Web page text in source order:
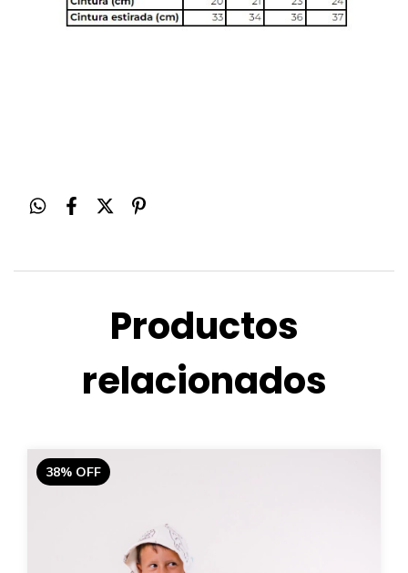
Productos
relacionados
38% OFF